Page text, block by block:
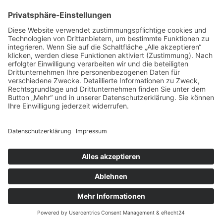
ALLGEMEIN
FRISEURE
FRISEURE
FRISEURE
© Copyright Mein-Friseur.net 2026